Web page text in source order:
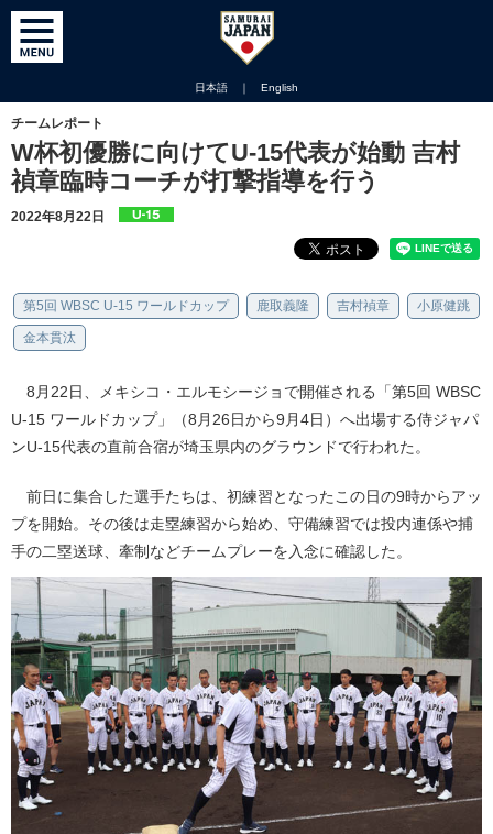
日本語 ｜ English
チームレポート
W杯初優勝に向けてU-15代表が始動 吉村
禎章臨時コーチが打撃指導を行う
2022年8月22日
第5回 WBSC U-15 ワールドカップ 鹿取義隆 吉村禎章 小原健跳
金本貫汰
8月22日、メキシコ・エルモシージョで開催される「第5回 WBSC
U-15 ワールドカップ」（8月26日から9月4日）へ出場する侍ジャパ
ンU-15代表の直前合宿が埼玉県内のグラウンドで行われた。
前日に集合した選手たちは、初練習となったこの日の9時からアッ
プを開始。その後は走塁練習から始め、守備練習では投内連係や捕
手の二塁送球、牽制などチームプレーを入念に確認した。